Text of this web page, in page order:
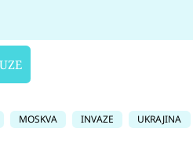
MOSKVA INVAZE UKRAJINA